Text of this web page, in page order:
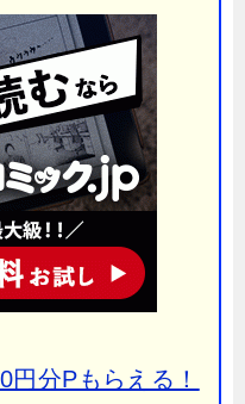
分Pもらえる！